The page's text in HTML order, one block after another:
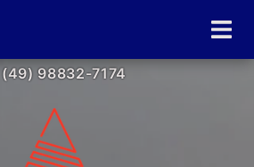
(49) 98832-7174